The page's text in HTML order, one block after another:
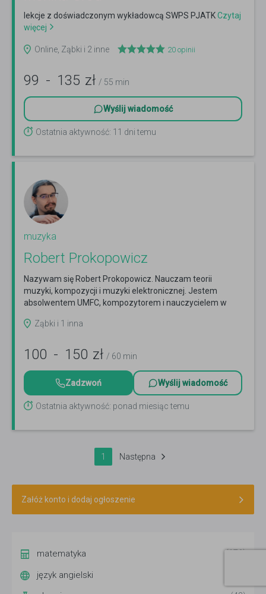
lekcje z doświadczonym wykładowcą SWPS PJATKCzytaj
więcej
Online, Ząbki i 2 inne 20 opinii
99 - 135 zł / 55 min
Wyślij wiadomość
Ostatnia aktywność: 11 dni temu
muzyka
Robert Prokopowicz
Nazywam się Robert Prokopowicz. Nauczam teorii
muzyki, kompozycji i muzyki elektronicznej. Jestem
absolwentem UMFC, kompozytorem i nauczycielem w
Ząbki i 1 inna
100 - 150 zł / 60 min
Zadzwoń Wyślij wiadomość
Ostatnia aktywność: ponad miesiąc temu
1 Następna
Załóż konto i dodaj ogłoszenie
matematyka (176)
język angielski